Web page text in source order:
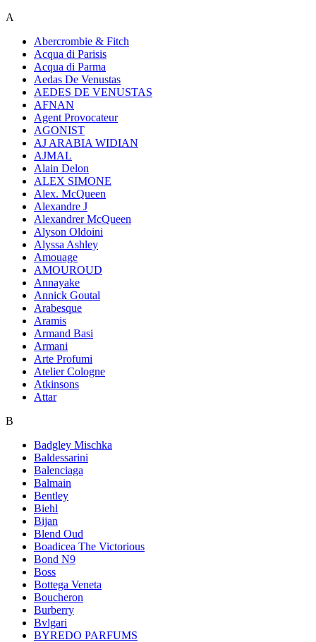
A
Abercrombie & Fitch
Acqua di Parisis
Acqua di Parma
Aedas De Venustas
AEDES DE VENUSTAS
AFNAN
Agent Provocateur
AGONIST
AJ ARABIA WIDIAN
AJMAL
Alain Delon
ALEX SIMONE
Alex. McQueen
Alexandre J
Alexandrer McQueen
Alyson Oldoini
Alyssa Ashley
Amouage
AMOUROUD
Annayake
Annick Goutal
Arabesque
Aramis
Armand Basi
Armani
Arte Profumi
Atelier Cologne
Atkinsons
Attar
B
Badgley Mischka
Baldessarini
Balenciaga
Balmain
Bentley
Biehl
Bijan
Blend Oud
Boadicea The Victorious
Bond N9
Boss
Bottega Veneta
Boucheron
Burberry
Bvlgari
BYREDO PARFUMS